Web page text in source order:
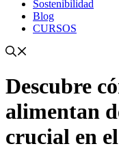
Sostenibilidad
Blog
CURSOS
Descubre
alimentan
crucial en